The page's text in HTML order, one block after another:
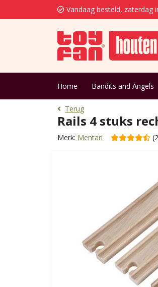
Vandaag besteld, zaterdag
Home Bandits and Angels
Terug
Rails 4 stuks
Merk: Mentari